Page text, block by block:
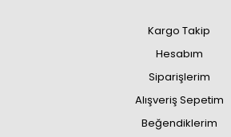
Kargo Takip
Hesabım
Siparişlerim
Alışveriş Sepetim
Beğendiklerim